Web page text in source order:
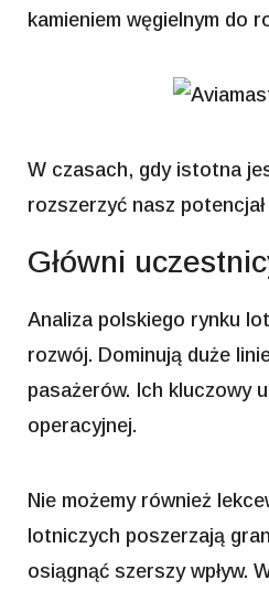
kamieniem węgielnym do
W czasach, gdy istotna
rozszerzyć nasz
Główni
Analiza polskiego rynku
rozwój. Dominują duże
pasażerów. Ich kluczowy
operacyjnej.
Nie możemy również
lotniczych poszerzają
osiągnąć szerszy wpływ.